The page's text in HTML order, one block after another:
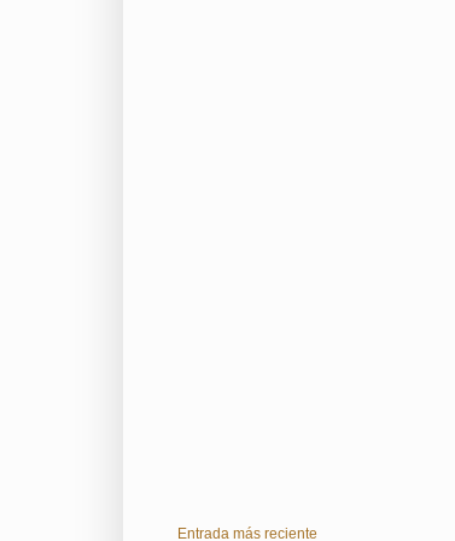
Entrada más reciente